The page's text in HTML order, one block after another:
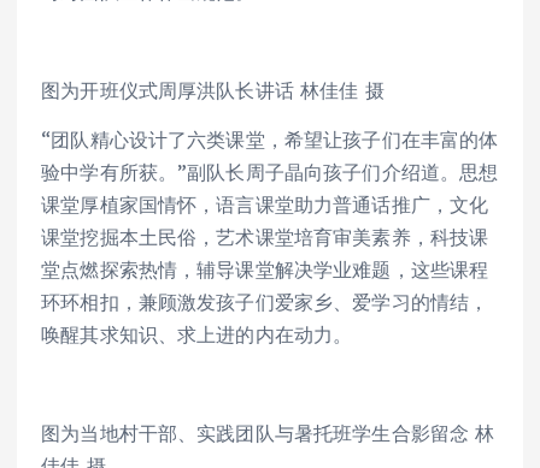
图为开班仪式周厚洪队长讲话 林佳佳 摄
“团队精心设计了六类课堂，希望让孩子们在丰富的体
验中学有所获。”副队长周子晶向孩子们介绍道。思想
课堂厚植家国情怀，语言课堂助力普通话推广，文化
课堂挖掘本土民俗，艺术课堂培育审美素养，科技课
堂点燃探索热情，辅导课堂解决学业难题，这些课程
环环相扣，兼顾激发孩子们爱家乡、爱学习的情结，
唤醒其求知识、求上进的内在动力。
图为当地村干部、实践团队与暑托班学生合影留念 林